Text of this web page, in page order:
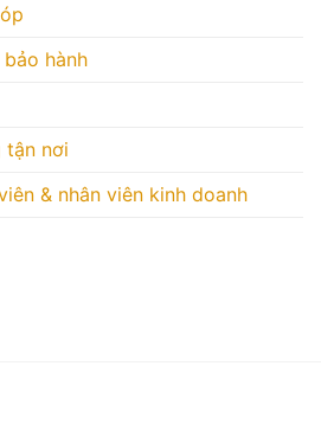
hành
tận nơi
& nhân viên kinh doanh